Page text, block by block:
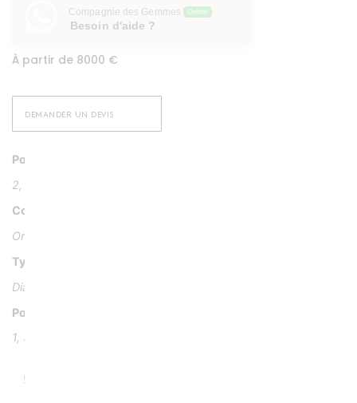
Compagnie des Gemmes Online
Besoin d'aide ?
À partir de 8000 €
DEMANDER UN DEVIS
Poids
2, 90 g
Couleur
Or jaune 18 k ou 750/1000
Type Pierre
Diamant taille brillant
Poids Pierre
1, 30 carat